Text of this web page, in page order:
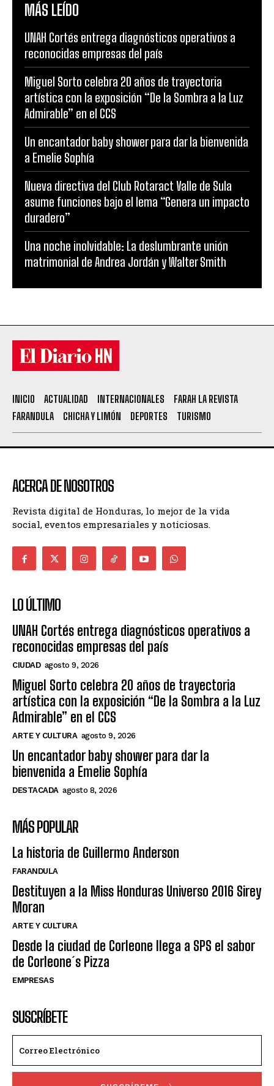
MÁS LEÍDO
UNAH Cortés entrega diagnósticos operativos a
reconocidas empresas del país
Miguel Sorto celebra 20 años de trayectoria
artística con la exposición “De la Sombra a la Luz
Admirable” en el CCS
Un encantador baby shower para dar la bienvenida
a Emelie Sophía
Nueva directiva del Club Rotaract Valle de Sula
asume funciones bajo el lema “Genera un impacto
duradero”
Una noche inolvidable: La deslumbrante unión
matrimonial de Andrea Jordán y Walter Smith
INICIO ACTUALIDAD INTERNACIONALES
FARAH LA REVISTA
FARANDULA
CHICHA Y LIMÓN DEPORTES TURISMO
ACERCA DE NOSOTROS
Revista digital de Honduras, lo mejor de la vida
social, eventos empresariales y noticiosas.
LO ÚLTIMO
UNAH Cortés entrega diagnósticos operativos a
reconocidas empresas del país
CIUDAD agosto 9, 2026
Miguel Sorto celebra 20 años de trayectoria
artística con la exposición “De la Sombra a la Luz
Admirable” en el CCS
ARTE Y CULTURA agosto 9, 2026
Un encantador baby shower para dar la
bienvenida a Emelie Sophía
DESTACADA agosto 8, 2026
MÁS POPULAR
La historia de Guillermo Anderson
FARANDULA
Destituyen a la Miss Honduras Universo 2016 Sirey
Moran
ARTE Y CULTURA
Desde la ciudad de Corleone llega a SPS el sabor
de Corleone´s Pizza
EMPRESAS
SUSCRÍBETE